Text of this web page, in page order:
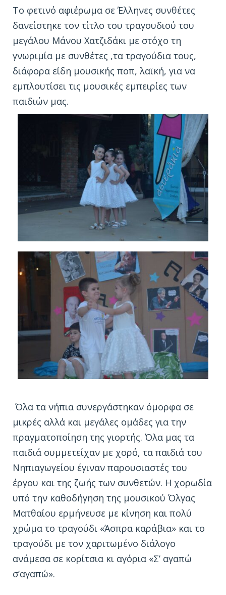
Το φετινό αφιέρωμα σε Έλληνες συνθέτες
δανείστηκε τον τίτλο του τραγουδιού του
μεγάλου Μάνου Χατζιδάκι με στόχο τη
γνωριμία με συνθέτες ,τα τραγούδια τους,
διάφορα είδη μουσικής ποπ, λαϊκή, για να
εμπλουτίσει τις μουσικές εμπειρίες των
παιδιών μας.
Όλα τα νήπια συνεργάστηκαν όμορφα σε
μικρές αλλά και μεγάλες ομάδες για την
πραγματοποίηση της γιορτής. Όλα μας τα
παιδιά συμμετείχαν με χορό, τα παιδιά του
Νηπιαγωγείου έγιναν παρουσιαστές του
έργου και της ζωής των συνθετών. Η χορωδία
υπό την καθοδήγηση της μουσικού Όλγας
Ματθαίου ερμήνευσε με κίνηση και πολύ
χρώμα το τραγούδι «Άσπρα καράβια» και το
τραγούδι με τον χαριτωμένο διάλογο
ανάμεσα σε κορίτσια κι αγόρια «Σ’ αγαπώ
σ’αγαπώ».